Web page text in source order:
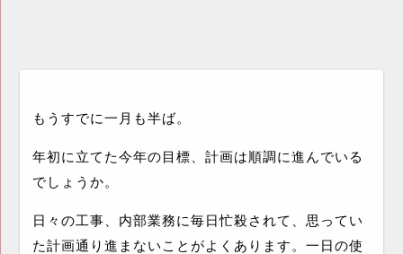
もうすでに一月も半ば。
年初に立てた今年の目標、計画は順調に進んでいる
でしょうか。
日々の工事、内部業務に毎日忙殺されて、思ってい
た計画通り進まないことがよくあります。一日の使